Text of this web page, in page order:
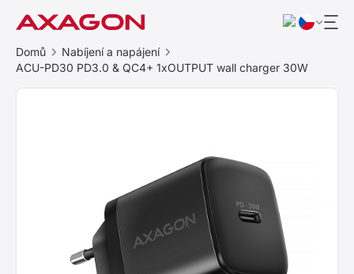
Domů
Nabíjení a napájení
ACU-PD30 PD3.0 & QC4+ 1xOUTPUT wall charger 30W